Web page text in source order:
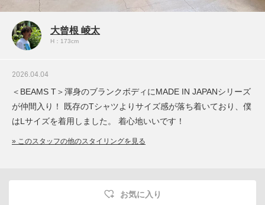
大曾根 崚太
H：173cm
2026.04.04
＜BEAMS T＞渾身のブランクボディにMADE IN JAPANシリーズ
が仲間入り！ 既存のTシャツよりサイズ感が落ち着いており、僕
はLサイズを着用しました。 着心地いいです！
» このスタッフの他のスタイリングを見る
お気に入り